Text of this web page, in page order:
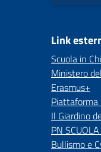
Link
Scuola in
Ministero
Erasmus+
Piattaforma
Il Giardino
PN
Bullismo e